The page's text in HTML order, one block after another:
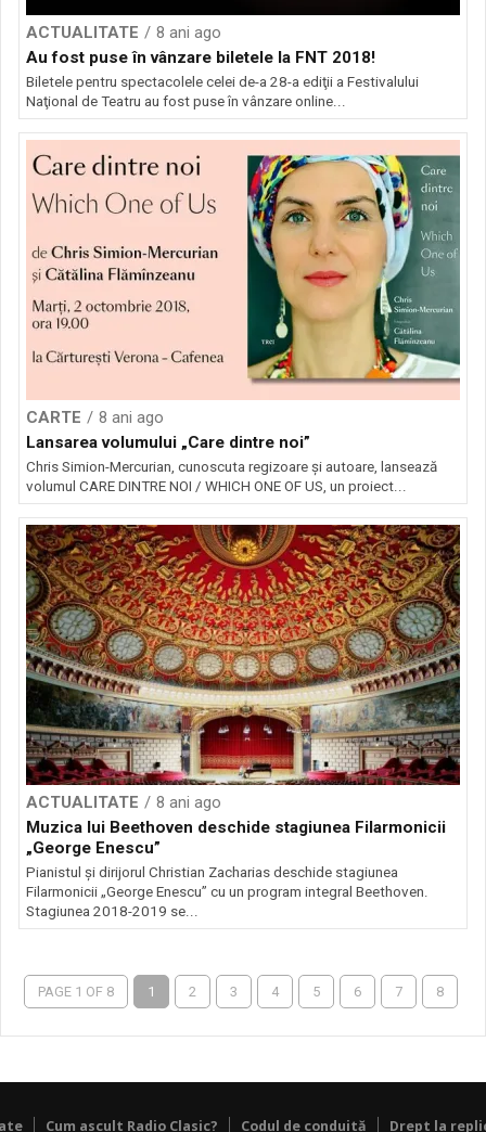
ACTUALITATE
8 ani ago
Au fost puse în vânzare biletele la FNT 2018!
Biletele pentru spectacolele celei de-a 28-a ediţii a Festivalului
Naţional de Teatru au fost puse în vânzare online...
CARTE
8 ani ago
Lansarea volumului „Care dintre noi”
Chris Simion-Mercurian, cunoscuta regizoare și autoare, lansează
volumul CARE DINTRE NOI / WHICH ONE OF US, un proiect...
ACTUALITATE
8 ani ago
Muzica lui Beethoven deschide stagiunea Filarmonicii
„George Enescu”
Pianistul şi dirijorul Christian Zacharias deschide stagiunea
Filarmonicii „George Enescu” cu un program integral Beethoven.
Stagiunea 2018-2019 se...
PAGE 1 OF 8 1 2 3 4 5 6 7 8
Cum ascult Radio Clasic? Codul de conduită Drept la